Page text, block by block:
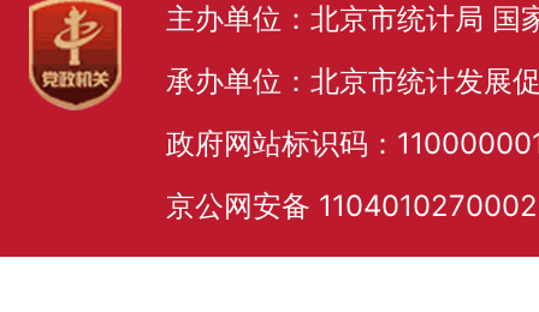
主办单位：北京市统计局 国
承办单位：北京市统计发展
政府网站标识码：
京公网安备